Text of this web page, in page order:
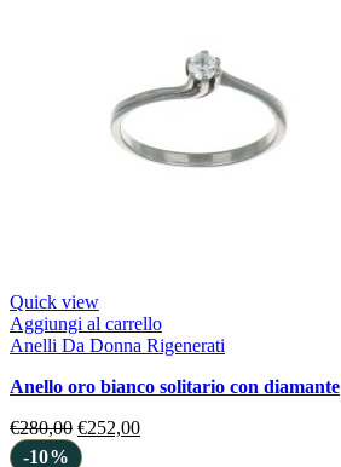
Quick view
Aggiungi al carrello
Anelli Da Donna Rigenerati
anello oro bianco solitario con diamante
€280,00 €252,00
-10%